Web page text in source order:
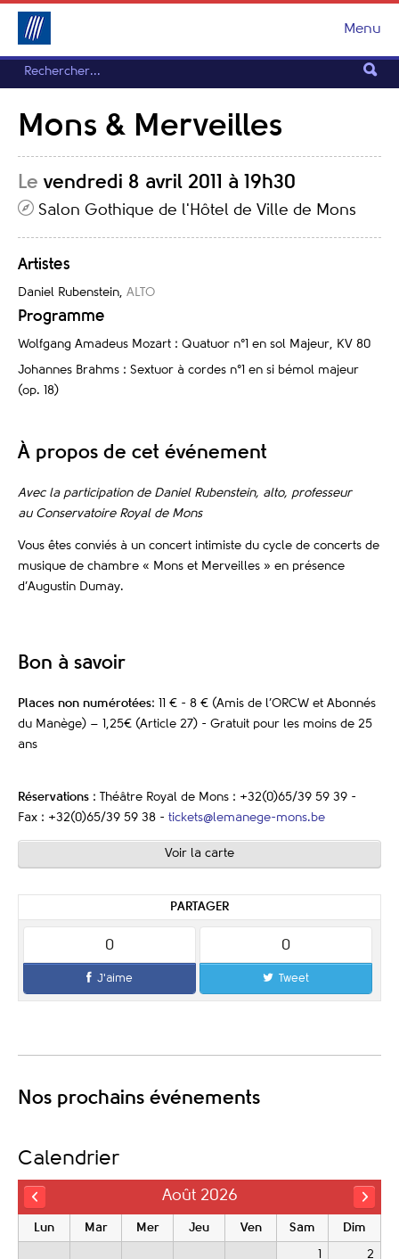
Menu
Mons & Merveilles
Le vendredi 8 avril 2011 à 19h30
Salon Gothique de l'Hôtel de Ville de Mons
Artistes
Daniel Rubenstein, ALTO
Programme
Wolfgang Amadeus Mozart : Quatuor n°1 en sol Majeur, KV 80
Johannes Brahms : Sextuor à cordes n°1 en si bémol majeur
(op. 18)
À propos de cet événement
Avec la participation de Daniel Rubenstein, alto, professeur
au Conservatoire Royal de Mons
Vous êtes conviés à un concert intimiste du cycle de concerts de
musique de chambre « Mons et Merveilles » en présence
d’Augustin Dumay.
Bon à savoir
Places non numérotées: 11 € - 8 € (Amis de l’ORCW et Abonnés
du Manège) – 1,25€ (Article 27) - Gratuit pour les moins de 25
ans
Réservations : Théâtre Royal de Mons : +32(0)65/39 59 39 -
Fax : +32(0)65/39 59 38 - tickets@lemanege-mons.be
Voir la carte
PARTAGER
0
J'aime
0
Tweet
Nos prochains événements
Calendrier
Août 2026
Lun Mar Mer Jeu Ven Sam Dim
2